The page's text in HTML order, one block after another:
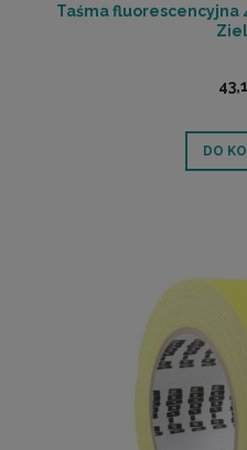
Taśma fluorescencyjna
DO